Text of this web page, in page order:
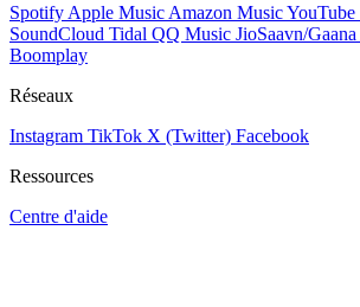
Spotify Apple Music Amazon MusicYouTube
SoundCloud Tidal QQ Music JioSaavn/Gaana
Boomplay
Réseaux
Instagram TikTok X (Twitter) Facebook
Ressources
Centre d'aide